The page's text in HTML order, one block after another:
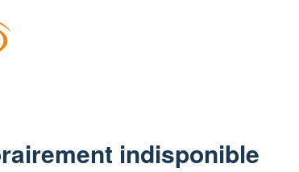
indisponible